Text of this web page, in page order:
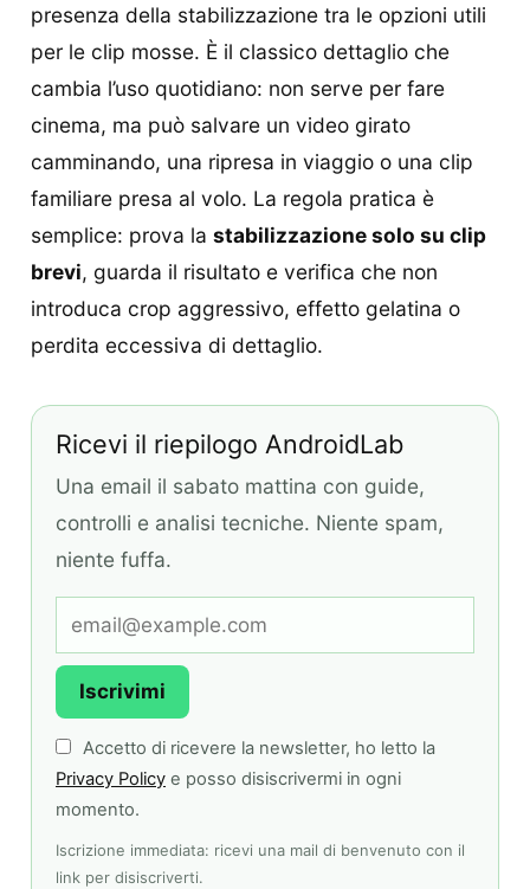
presenza della stabilizzazione tra le opzioni utili
per le clip mosse. È il classico dettaglio che
cambia l’uso quotidiano: non serve per fare
cinema, ma può salvare un video girato
camminando, una ripresa in viaggio o una clip
familiare presa al volo. La regola pratica è
semplice: prova la stabilizzazione solo su clip
brevi, guarda il risultato e verifica che non
introduca crop aggressivo, effetto gelatina o
perdita eccessiva di dettaglio.
Ricevi il riepilogo AndroidLab
Una email il sabato mattina con guide,
controlli e analisi tecniche. Niente spam,
niente fuffa.
Iscrivimi
Accetto di ricevere la newsletter, ho letto la
Privacy Policy e posso disiscrivermi in ogni
momento.
Iscrizione immediata: ricevi una mail di benvenuto con il
link per disiscriverti.